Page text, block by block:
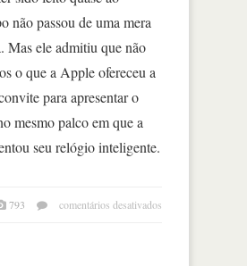
não passou de uma mera
Mas ele admitiu que não
o que a Apple ofereceu a
para apresentar o
mesmo palco em que a
seu relógio inteligente.
793 comentários desativados